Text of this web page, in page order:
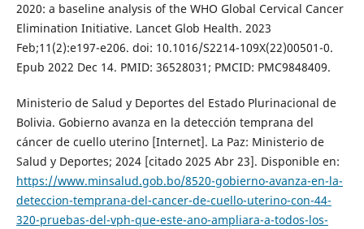
2020: a baseline analysis of the WHO Global Cervical Cancer
Elimination Initiative. Lancet Glob Health. 2023
Feb;11(2):e197-e206. doi: 10.1016/S2214-109X(22)00501-0.
Epub 2022 Dec 14. PMID: 36528031; PMCID: PMC9848409.
Ministerio de Salud y Deportes del Estado Plurinacional de
Bolivia. Gobierno avanza en la detección temprana del
cáncer de cuello uterino [Internet]. La Paz: Ministerio de
Salud y Deportes; 2024 [citado 2025 Abr 23]. Disponible en:
https://www.minsalud.gob.bo/8520-gobierno-avanza-en-la-
deteccion-temprana-del-cancer-de-cuello-uterino-con-44-
320-pruebas-del-vph-que-este-ano-ampliara-a-todos-los-